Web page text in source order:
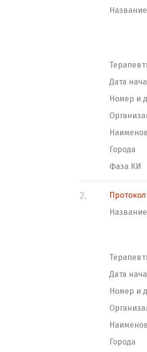
Дата
Номер и
Города
Фаза КИ
2.
Дата
Номер и
Города